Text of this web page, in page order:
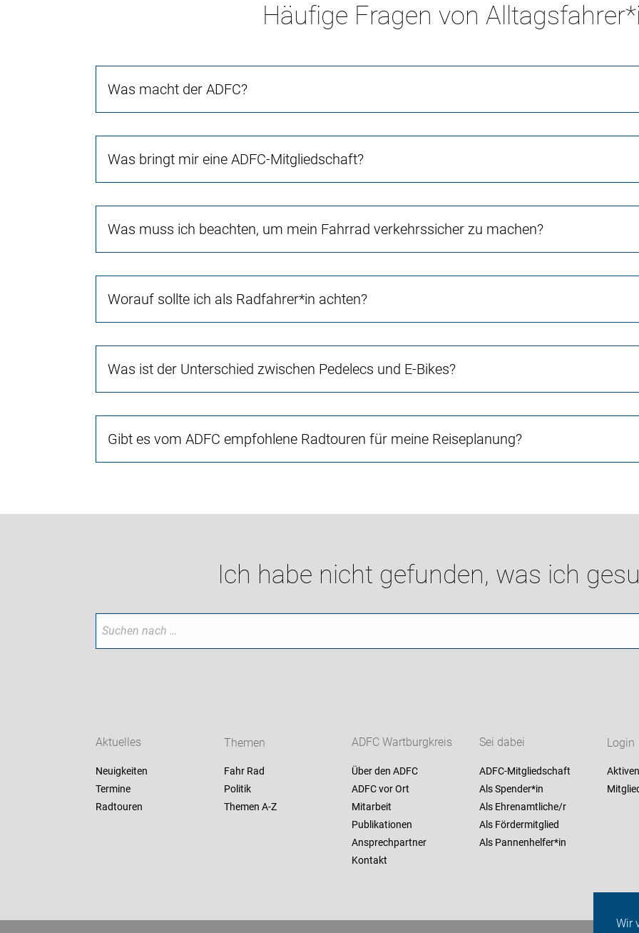
Wir
Häufige Fragen von
Was macht der ADFC?
Was bringt mir eine ADFC-Mitgliedschaft?
Was muss ich beachten, um mein Fahrrad verkehrssicher zu machen?
Worauf sollte ich als Radfahrer*in achten?
Was ist der Unterschied zwischen Pedelecs und E-Bikes?
Gibt es vom ADFC empfohlene Radtouren für meine Reiseplanung?
Ich habe nicht gefunden, was ich
Aktuelles
Neuigkeiten
Termine
Radtouren
Themen
Fahr Rad
Politik
Themen A-Z
ADFC Wartburgkreis
Über den ADFC
ADFC vor Ort
Mitarbeit
Publikationen
Ansprechpartner
Kontakt
Sei dabei
ADFC-Mitgliedschaft
Als Spender*in
Als Ehrenamtliche/r
Als Fördermitglied
Als Pannenhelfer*in
Login